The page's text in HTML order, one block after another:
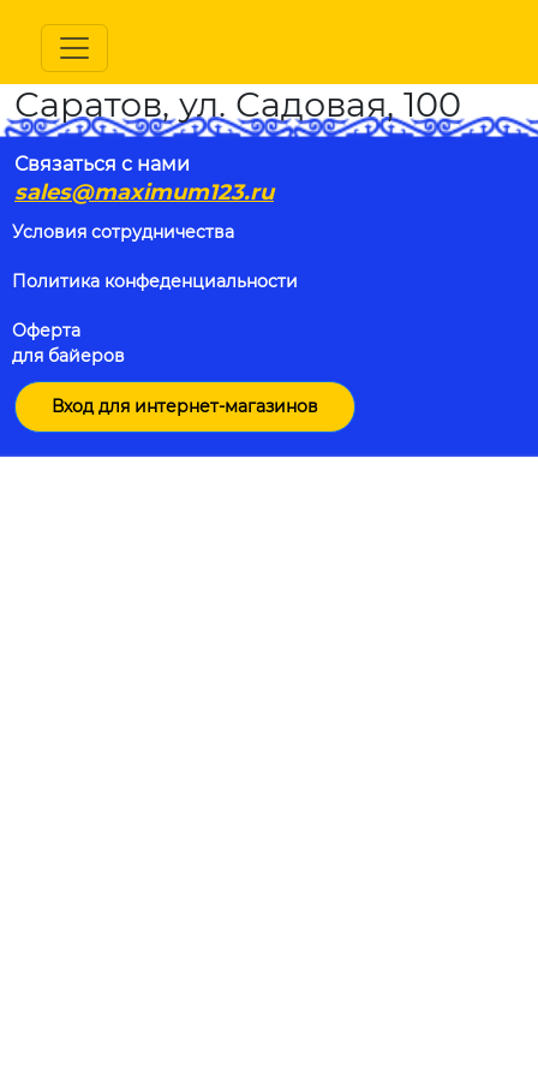
Саратов, ул. Садовая, 100
Связаться с нами
sales@maximum123.ru
Условия сотрудничества
Политика конфеденциальности
Оферта
для байеров
Вход для интернет-магазинов